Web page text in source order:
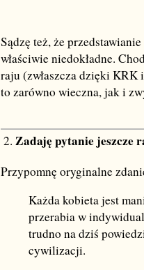
Sądzę też, że
właściwie niedokładne.
raju (zwłaszcza dzięki KRK
to zarówno wieczna, jak i
2. Zadaję pytanie jeszcze
Przypomnę oryginalne
Każda kobieta jest
przerabia w
trudno na dziś
cywilizacji.